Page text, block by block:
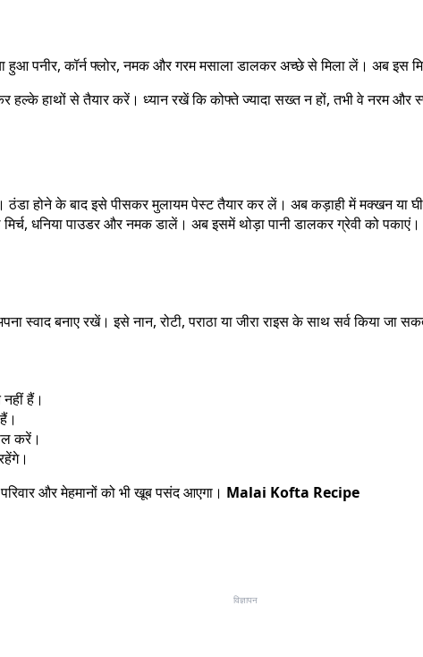
कॉर्न फ्लोर, नमक और गरम मसाला डालकर अच्छे से मिला लें। अब इस
हाथों से तैयार करें। ध्यान रखें कि कोफ्ते ज्यादा सख्त न हों, तभी वे नरम और
होने के बाद इसे पीसकर मुलायम पेस्ट तैयार कर लें। अब कड़ाही में मक्खन
धनिया पाउडर और नमक डालें। अब इसमें थोड़ा पानी डालकर ग्रेवी को
स्वाद बनाए रखें। इसे नान, रोटी, पराठा या जीरा राइस के साथ सर्व किया जा
हैं।
करें।
और मेहमानों को भी खूब पसंद आएगा। Malai Kofta Recipe
विज्ञापन